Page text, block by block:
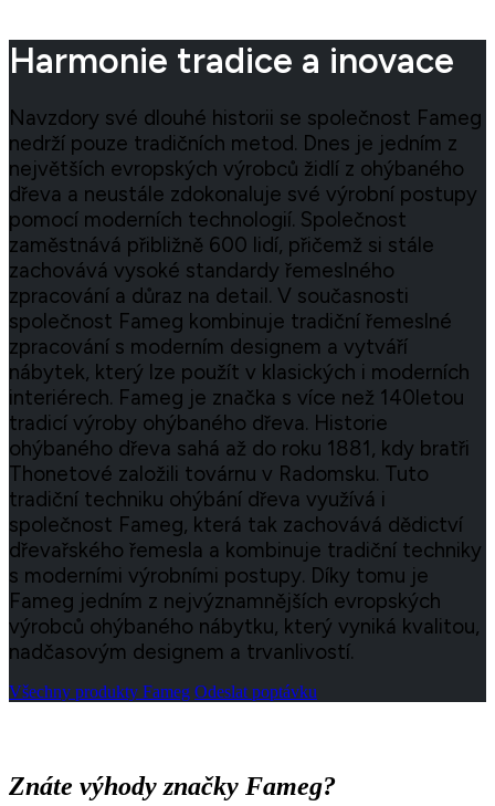
Harmonie tradice a inovace
Navzdory své dlouhé historii se společnost Fameg
nedrží pouze tradičních metod. Dnes je jedním z
největších evropských výrobců židlí z ohýbaného
dřeva a neustále zdokonaluje své výrobní postupy
pomocí moderních technologií. Společnost
zaměstnává přibližně 600 lidí, přičemž si stále
zachovává vysoké standardy řemeslného
zpracování a důraz na detail. V současnosti
společnost Fameg kombinuje tradiční řemeslné
zpracování s moderním designem a vytváří
nábytek, který lze použít v klasických i moderních
interiérech. Fameg je značka s více než 140letou
tradicí výroby ohýbaného dřeva. Historie
ohýbaného dřeva sahá až do roku 1881, kdy bratři
Thonetové založili továrnu v Radomsku. Tuto
tradiční techniku ohýbání dřeva využívá i
společnost Fameg, která tak zachovává dědictví
dřevařského řemesla a kombinuje tradiční techniky
s moderními výrobními postupy. Díky tomu je
Fameg jedním z nejvýznamnějších evropských
výrobců ohýbaného nábytku, který vyniká kvalitou,
nadčasovým designem a trvanlivostí.
Všechny produkty Fameg Odeslat poptávku
Znáte výhody značky Fameg?